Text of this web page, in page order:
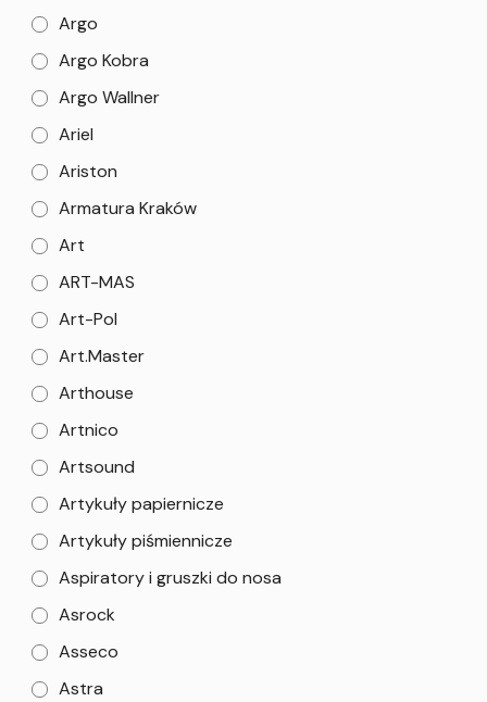
Argo
Argo Kobra
Argo Wallner
Ariel
Ariston
Armatura Kraków
Art
ART-MAS
Art-Pol
Art.Master
Arthouse
Artnico
Artsound
Artykuły papiernicze
Artykuły piśmiennicze
Aspiratory i gruszki do nosa
Asrock
Asseco
Astra